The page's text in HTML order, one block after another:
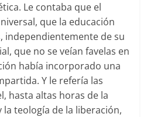
Le contaba que el
que la educación
independientemente de su
que no se veían favelas en
había incorporado una
Y le refería las
hasta altas horas de la
teología de la liberación,